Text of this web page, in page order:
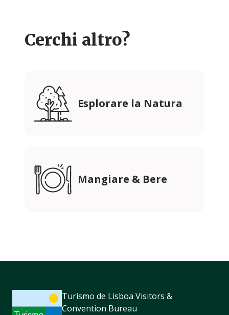
Cerchi altro?
Esplorare la Natura
Mangiare & Bere
Turismo de Lisboa Visitors &
Convention Bureau